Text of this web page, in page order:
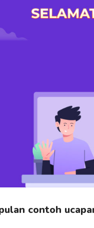
contoh